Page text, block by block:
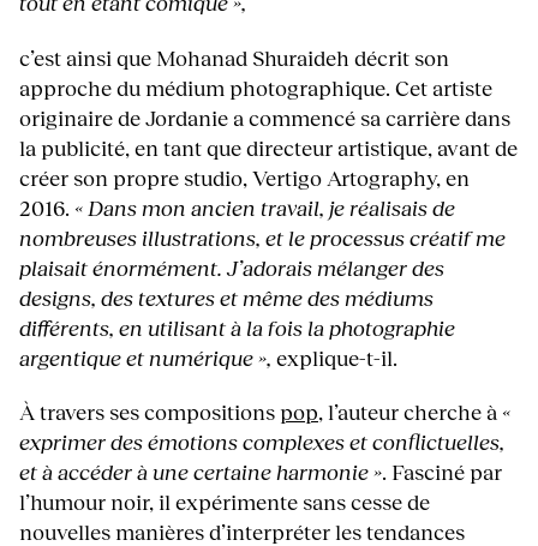
c’est ainsi que Mohanad Shuraideh décrit son
approche du médium photographique. Cet artiste
originaire de Jordanie a commencé sa carrière dans
la publicité, en tant que directeur artistique, avant de
créer son propre studio, Vertigo Artography, en
2016. « Dans mon ancien travail, je réalisais de
nombreuses illustrations, et le processus créatif me
plaisait énormément. J’adorais mélanger des
designs, des textures et même des médiums
différents, en utilisant à la fois la photographie
argentique et numérique », explique-t-il.
À travers ses compositionspop, l’auteur cherche à «
exprimer des émotions complexes et conflictuelles,
et à accéder à une certaine harmonie ». Fasciné par
l’humour noir, il expérimente sans cesse de
nouvelles manières d’interpréter les tendances